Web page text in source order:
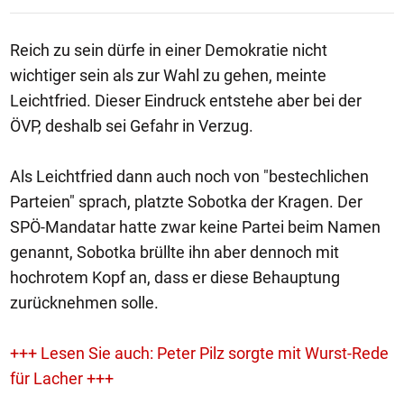
Reich zu sein dürfe in einer Demokratie nicht
wichtiger sein als zur Wahl zu gehen, meinte
Leichtfried. Dieser Eindruck entstehe aber bei der
ÖVP, deshalb sei Gefahr in Verzug.
Als Leichtfried dann auch noch von "bestechlichen
Parteien" sprach, platzte Sobotka der Kragen. Der
SPÖ-Mandatar hatte zwar keine Partei beim Namen
genannt, Sobotka brüllte ihn aber dennoch mit
hochrotem Kopf an, dass er diese Behauptung
zurücknehmen solle.
+++ Lesen Sie auch: Peter Pilz sorgte mit Wurst-Rede
für Lacher +++